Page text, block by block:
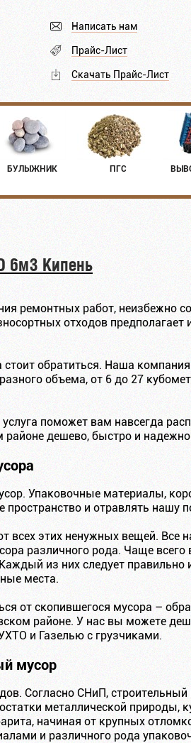
Написать нам
Прайс-Лист
Скачать Прайс-Лист
БУЛЫЖНИК ПГС
6м3 Кипень
ремонтных работ, неизбежно
отходов предполагает
стоит обратиться. Наша
объема, от 6 до 27
поможет вам навсегда
дешево, быстро и
Упаковочные материалы,
пространство и отравлять нашу
всех этих ненужных вещей. Все
различного рода. Чаще всего
из них следует правильно
места.
от скопившегося мусора –
районе. У нас вы можете
и Газелью с грузчиками.
мусор
Согласно СНиП,
металлической природы,
начиная от крупных
и различного рода